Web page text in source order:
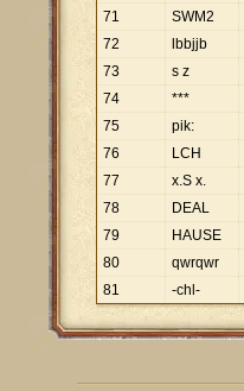
71
SWM2
72
lbbjjb
73
s z
74
***
75
pik:
76
LCH
77
x.S x.
78
DEAL
79
HAUSE
80
qwrqwr
81
-chl-